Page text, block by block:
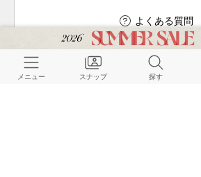
よくある質問
メニュー スナップ 探す